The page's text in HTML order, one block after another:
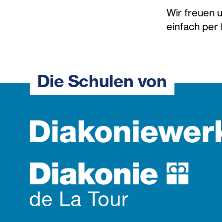
Wir freuen
einfach per
Die Schulen von